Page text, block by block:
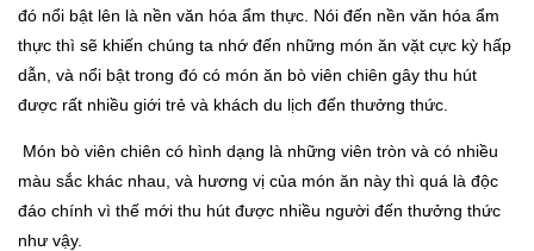
đó nổi bật lên là nền văn hóa ẩm thực. Nói đến nền văn hóa ẩm
thực thì sẽ khiến chúng ta nhớ đến những món ăn vặt cực kỳ hấp
dẫn, và nổi bật trong đó có món ăn bò viên chiên gây thu hút
được rất nhiều giới trẻ và khách du lịch đến thưởng thức.
Món bò viên chiên có hình dạng là những viên tròn và có nhiều
màu sắc khác nhau, và hương vị của món ăn này thì quá là độc
đáo chính vì thế mới thu hút được nhiều người đến thưởng thức
như vậy.